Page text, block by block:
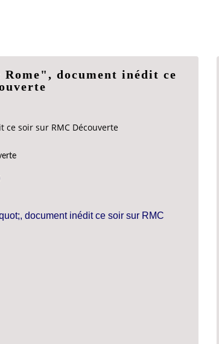
document inédit ce
ce soir sur RMC Découverte